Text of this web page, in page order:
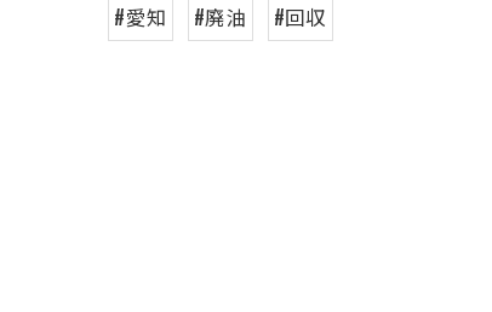
#愛知 #廃油 #回収